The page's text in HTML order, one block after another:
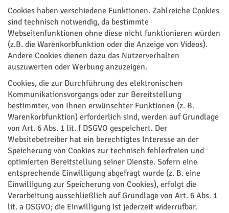
Cookies haben verschiedene Funktionen. Zahlreiche Cookies
sind technisch notwendig, da bestimmte
Webseitenfunktionen ohne diese nicht funktionieren würden
(z.B. die Warenkorbfunktion oder die Anzeige von Videos).
Andere Cookies dienen dazu das Nutzerverhalten
auszuwerten oder Werbung anzuzeigen.
Cookies, die zur Durchführung des elektronischen
Kommunikationsvorgangs oder zur Bereitstellung
bestimmter, von Ihnen erwünschter Funktionen (z. B.
Warenkorbfunktion) erforderlich sind, werden auf Grundlage
von Art. 6 Abs. 1 lit. f DSGVO gespeichert. Der
Websitebetreiber hat ein berechtigtes Interesse an der
Speicherung von Cookies zur technisch fehlerfreien und
optimierten Bereitstellung seiner Dienste. Sofern eine
entsprechende Einwilligung abgefragt wurde (z. B. eine
Einwilligung zur Speicherung von Cookies), erfolgt die
Verarbeitung ausschließlich auf Grundlage von Art. 6 Abs. 1
lit. a DSGVO; die Einwilligung ist jederzeit widerrufbar.